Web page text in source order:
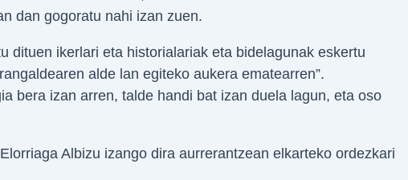
dan gogoratu nahi izan zuen.
dituen ikerlari eta historialariak eta bidelagunak eskertu
alde lan egiteko aukera ematearren”.
bera izan arren, talde handi bat izan duela lagun, eta oso
Albizu izango dira aurrerantzean elkarteko ordezkari